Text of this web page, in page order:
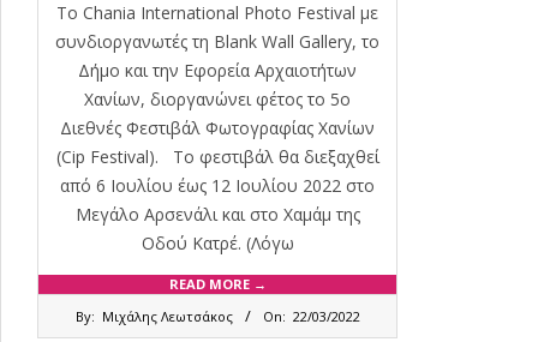
Το Chania International Photo Festival με
συνδιοργανωτές τη Blank Wall Gallery, το
Δήμο και την Εφορεία Αρχαιοτήτων
Χανίων, διοργανώνει φέτος το 5ο
Διεθνές Φεστιβάλ Φωτογραφίας Χανίων
(Cip Festival). Το φεστιβάλ θα διεξαχθεί
από 6 Ιουλίου έως 12 Ιουλίου 2022 στο
Μεγάλο Αρσενάλι και στο Χαμάμ της
Οδού Κατρέ. (Λόγω
READ MORE →
By: Μιχάλης Λεωτσάκος On: 22/03/2022